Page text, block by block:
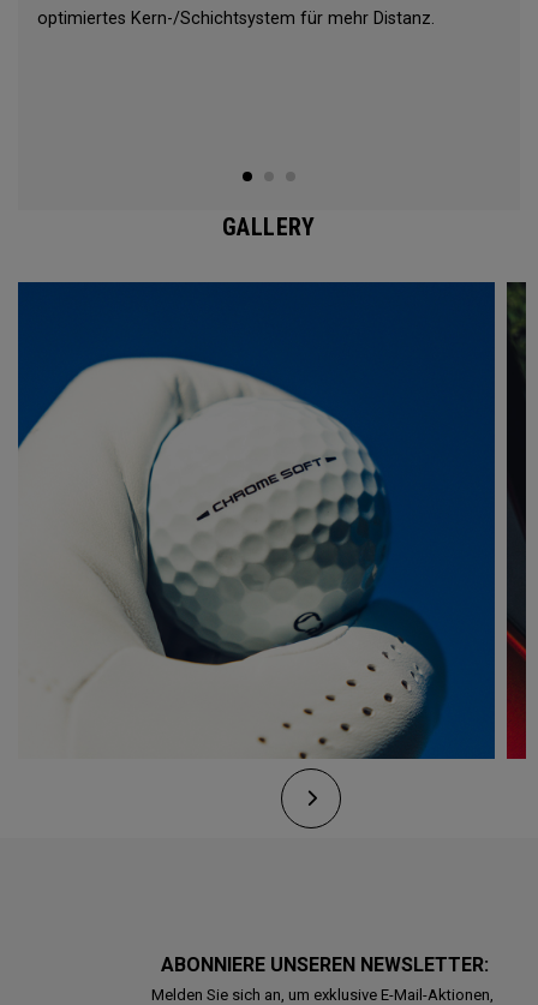
optimiertes Kern-/Schichtsystem für mehr Distanz.
GALLERY
ABONNIERE UNSEREN NEWSLETTER:
Melden Sie sich an, um exklusive E-Mail-Aktionen,